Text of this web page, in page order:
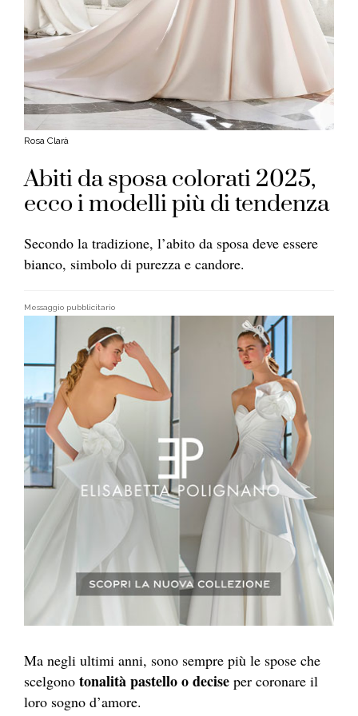
Rosa Clarà
Abiti da sposa colorati 2025,
ecco i modelli più di tendenza
Secondo la tradizione, l’abito da sposa deve essere
bianco, simbolo di purezza e candore.
Messaggio pubblicitario
Ma negli ultimi anni, sono sempre più le spose che
scelgono tonalità pastello o decise per coronare il
loro sogno d’amore.